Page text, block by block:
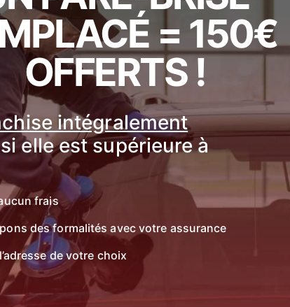
= 150€
OFFERTS !
intégralement
si elle est supérieure à
frais
des formalités avec votre assurance
de votre choix